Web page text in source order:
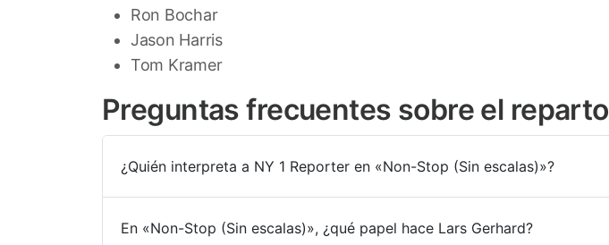
Ron Bochar
Jason Harris
Tom Kramer
Preguntas frecuentes sobre el reparto
¿Quién interpreta a NY 1 Reporter en «Non-Stop (Sin escalas)»?
En «Non-Stop (Sin escalas)», ¿qué papel hace Lars Gerhard?